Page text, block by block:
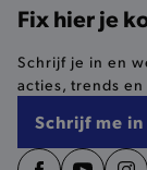
Fix hier je
Schrijf je in en
acties, trends
Schrijf me in